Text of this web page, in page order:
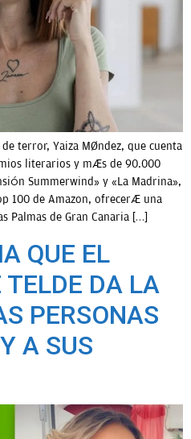
terror, Yaiza Méndez, que cuenta
literarios y más de 90.000
Summerwind» y «La Madrina»,
100 de Amazon, ofrecerá una
Palmas de Gran Canaria […]
QUE EL
TELDE DA LA
PERSONAS
A SUS